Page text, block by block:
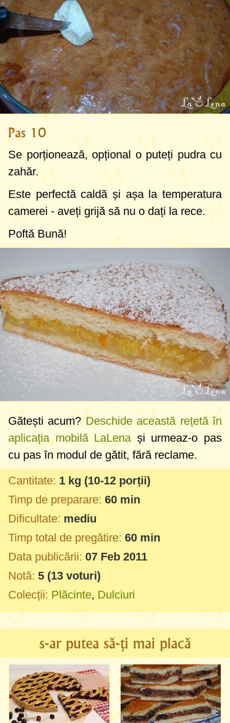
Pas 10
Se porționează, opțional o puteți pudra cu
zahăr.
Este perfectă caldă și așa la temperatura
camerei - aveți grijă să nu o dați la rece.
Poftă Bună!
Gătești acum?Deschide această rețetă în
aplicația mobilă LaLena și urmeaz-o pas
cu pas în modul de gătit, fără reclame.
Cantitate: 1 kg (10-12 porții)
Timp de preparare: 60 min
Dificultate: mediu
Timp total de pregătire: 60 min
Data publicării: 07 Feb 2011
Notă: 5 (13 voturi)
Colecții: Plăcinte, Dulciuri
s-ar putea să-ți mai placă